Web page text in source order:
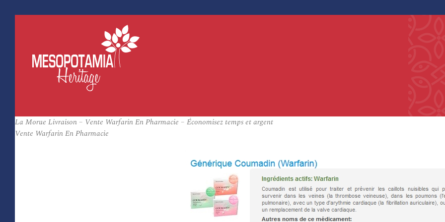
La Morue Livraison – Vente Warfarin En Pharmacie – Économisez temps et argent
Vente Warfarin En Pharmacie